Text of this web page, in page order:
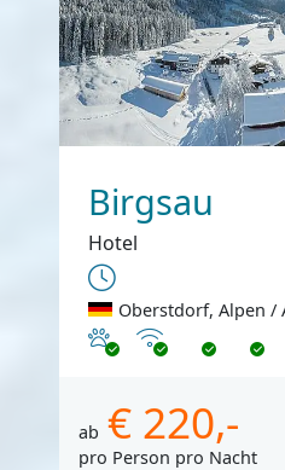
Birgsau
Hotel
Oberstdorf, Alpen /
Haustiere erlaubt
Internet
ab € 220,-
pro Person pro Nacht